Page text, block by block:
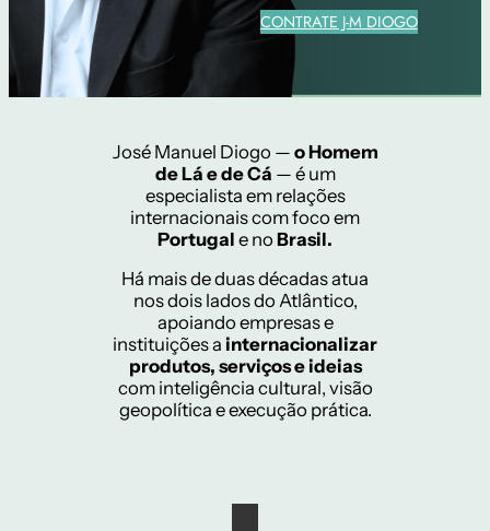
CONTRATE J-M DIOGO
José Manuel Diogo — o Homem
de Lá e de Cá — é um
especialista em relações
internacionais com foco em
Portugal e no Brasil.
Há mais de duas décadas atua
nos dois lados do Atlântico,
apoiando empresas e
instituições a internacionalizar
produtos, serviços e ideias
com inteligência cultural, visão
geopolítica e execução prática.